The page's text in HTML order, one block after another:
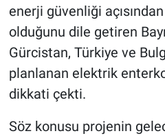
enerji güvenliği
olduğunu dile getiren
Gürcistan, Türkiye ve
planlanan elektrik
dikkati çekti.
Söz konusu projenin